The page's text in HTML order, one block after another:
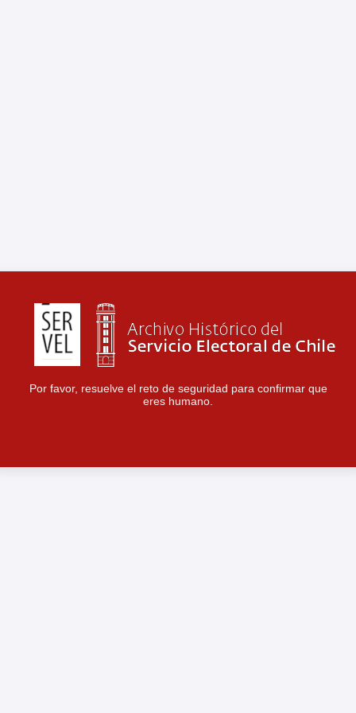
Por favor, resuelve el reto de seguridad para confirmar que
eres humano.